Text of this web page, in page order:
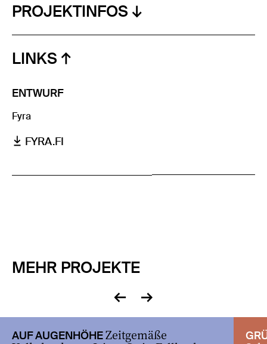
PROJEKTINFOS
LINKS
ENTWURF
Fyra
FYRA.FI
MEHR PROJEKTE
zurück
vor
AUF AUGENHÖHEZeitgemäße